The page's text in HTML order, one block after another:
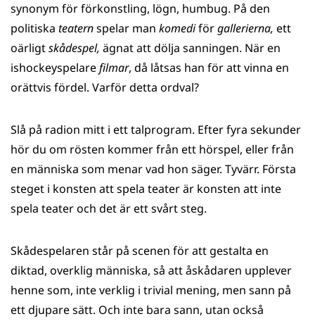
synonym för förkonstling, lögn, humbug. På den
politiska teaternspelar man komediförgallerierna, ett
oärligtskådespel, ägnat att dölja sanningen. När en
ishockeyspelarefilmar, då låtsas han för att vinna en
orättvis fördel. Varför detta ordval?
Slå på radion mitt i ett talprogram. Efter fyra sekunder
hör du om rösten kommer från ett hörspel, eller från
en människa som menar vad hon säger. Tyvärr. Första
steget i konsten att spela teater är konsten att inte
spela teater och det är ett svårt steg.
Skådespelaren står på scenen för att gestalta en
diktad, overklig människa, så att åskådaren upplever
henne som, inte verklig i trivial mening, men sann på
ett djupare sätt. Och inte bara sann, utan också